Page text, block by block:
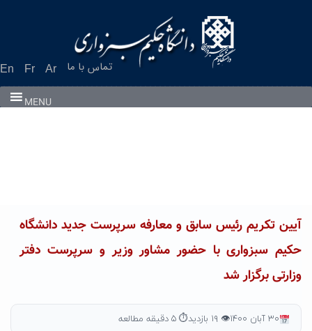
En Fr Ar تماس با ما
MENU
آیین تکریم رئیس سابق و معارفه سرپرست جدید دانشگاه
حکیم سبزواری با حضور مشاور وزیر و سرپرست دفتر
وزارتی برگزار شد
۳۰ آبان ۱۴۰۰ 👁 ۱۹ بازدید ⏱ ۵ دقیقه مطالعه